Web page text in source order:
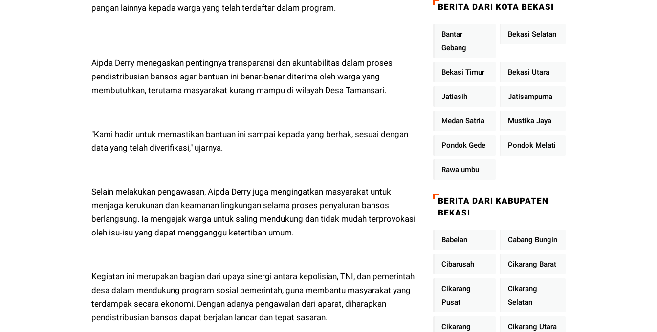
pangan lainnya kepada warga yang telah terdaftar dalam program.
Aipda Derry menegaskan pentingnya transparansi dan akuntabilitas dalam proses
pendistribusian bansos agar bantuan ini benar-benar diterima oleh warga yang
membutuhkan, terutama masyarakat kurang mampu di wilayah Desa Tamansari.
"Kami hadir untuk memastikan bantuan ini sampai kepada yang berhak, sesuai dengan
data yang telah diverifikasi," ujarnya.
Selain melakukan pengawasan, Aipda Derry juga mengingatkan masyarakat untuk
menjaga kerukunan dan keamanan lingkungan selama proses penyaluran bansos
berlangsung. Ia mengajak warga untuk saling mendukung dan tidak mudah terprovokasi
oleh isu-isu yang dapat mengganggu ketertiban umum.
Kegiatan ini merupakan bagian dari upaya sinergi antara kepolisian, TNI, dan pemerintah
desa dalam mendukung program sosial pemerintah, guna membantu masyarakat yang
terdampak secara ekonomi. Dengan adanya pengawalan dari aparat, diharapkan
pendistribusian bansos dapat berjalan lancar dan tepat sasaran.
Pelayanan Publik
BERITA DARI KOTA BEKASI
Bantar
Gebang
Bekasi Selatan
Bekasi Timur Bekasi Utara
Jatiasih Jatisampurna
Medan Satria Mustika Jaya
Pondok Gede Pondok Melati
Rawalumbu
BERITA DARI KABUPATEN
BEKASI
Babelan Cabang Bungin
Cibarusah Cikarang Barat
Cikarang
Pusat
Cikarang
Selatan
Cikarang
Cikarang Utara